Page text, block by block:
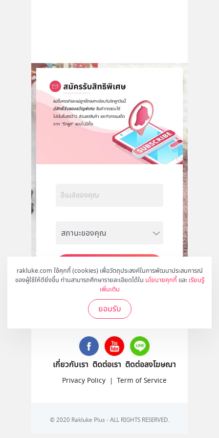
rakluke.com ใช้คุกกี้ (cookies) เพื่อวัตถุประสงค์ในการพัฒนาประสบการณ์
ของผู้ใช้ให้ดียิ่งขึ้น ท่านสามารถศึกษารายละเอียดได้ใน นโยบายคุกกี้ และ เรียนรู้
เพิ่มเติม
ยอมรับ
สมัคร
ติดตามเราได้ที่
เกี่ยวกับเรา ติดต่อเรา ติดต่อลงโฆษณา
Privacy Policy | Term of Service
© 2020 Rakluke Plus - ALL RIGHTS RESERVED.